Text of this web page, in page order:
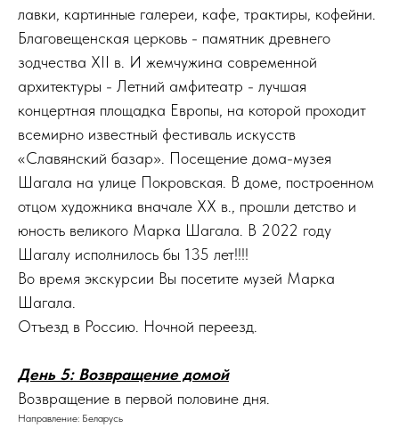
лавки, картинные галереи, кафе, трактиры, кофейни.
Благовещенская церковь - памятник древнего
зодчества XII в. И жемчужина современной
архитектуры - Летний амфитеатр - лучшая
концертная площадка Европы, на которой проходит
всемирно известный фестиваль искусств
«Славянский базар». Посещение дома-музея
Шагала на улице Покровская. В доме, построенном
отцом художника вначале XX в., прошли детство и
юность великого Марка Шагала. В 2022 году
Шагалу исполнилось бы 135 лет!!!!
Во время экскурсии Вы посетите музей Марка
Шагала.
Отъезд в Россию. Ночной переезд.
День 5: Возвращение домой
Возвращение в первой половине дня.
Направление: Беларусь